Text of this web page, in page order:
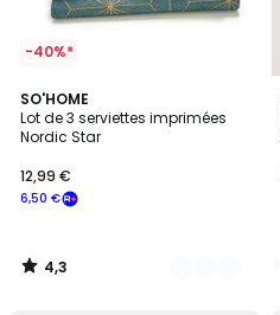
-40%*
SO'HOME
Lot de 3 serviettes imprimées
Nordic Star
6,50 €
12,99 €
4,3
/ 5
2
Couleurs
4,3
/